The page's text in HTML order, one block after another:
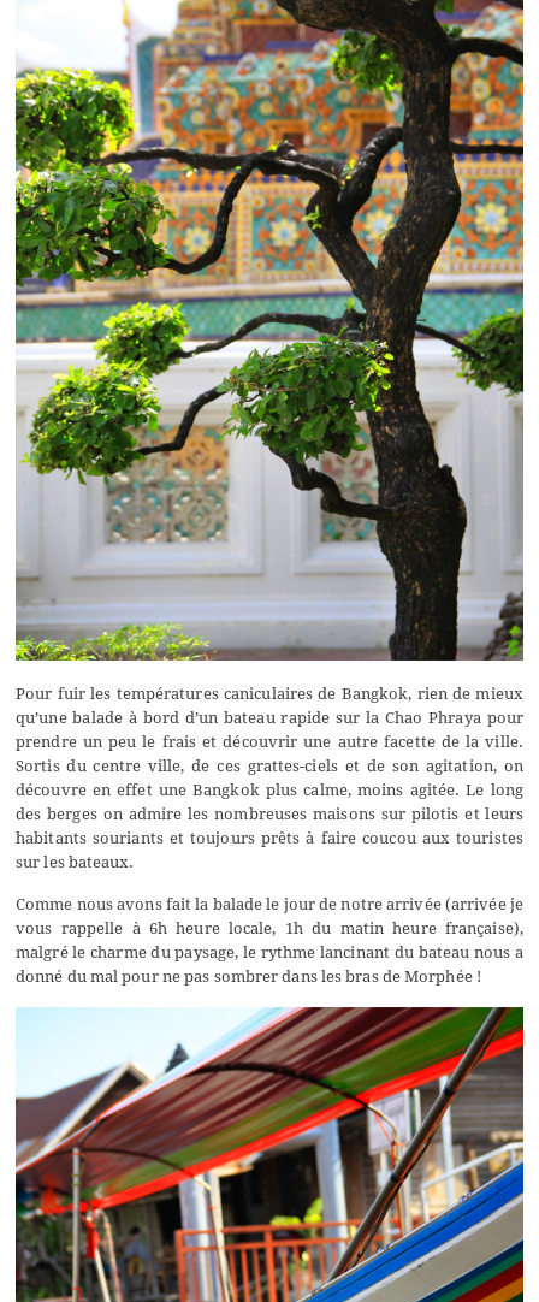
Pour fuir les températures caniculaires de Bangkok, rien de mieux
qu’une balade à bord d’un bateau rapide sur la Chao Phraya pour
prendre un peu le frais et découvrir une autre facette de la ville.
Sortis du centre ville, de ces grattes-ciels et de son agitation, on
découvre en effet une Bangkok plus calme, moins agitée. Le long
des berges on admire les nombreuses maisons sur pilotis et leurs
habitants souriants et toujours prêts à faire coucou aux touristes
sur les bateaux.
Comme nous avons fait la balade le jour de notre arrivée (arrivée je
vous rappelle à 6h heure locale, 1h du matin heure française),
malgré le charme du paysage, le rythme lancinant du bateau nous a
donné du mal pour ne pas sombrer dans les bras de Morphée !